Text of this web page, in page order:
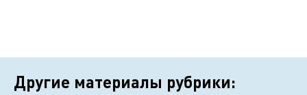
Другие материалы рубрики: